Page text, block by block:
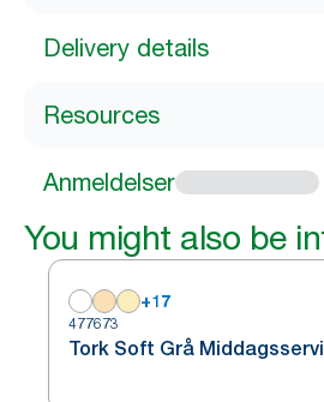
Delivery details
Resources
Anmeldelser
You might also be
+17
477673
Tork Soft Grå